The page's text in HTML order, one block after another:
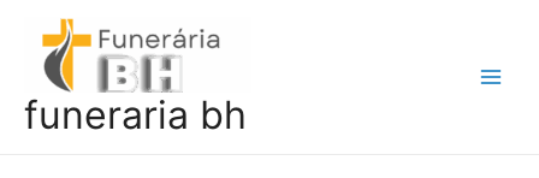
conteúdo
funeraria bh